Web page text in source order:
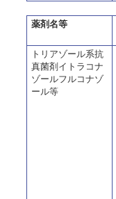
薬剤名等
トリアゾール系抗
真菌剤イトラコナ
ゾールフルコナゾ
ール等